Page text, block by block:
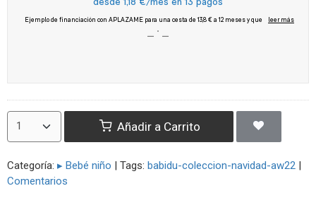
Añadir a Carrito
Categoría: ▸ Bebé niño | Tags: babidu-coleccion-navidad-aw22 |
Comentarios